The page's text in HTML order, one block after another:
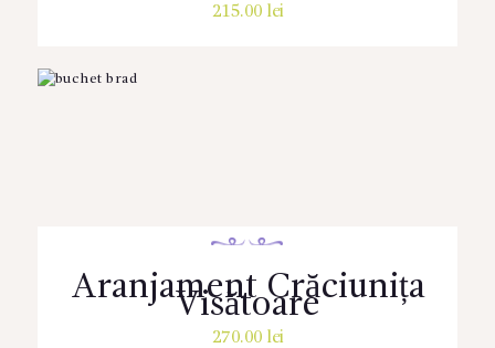
215.00 lei
Aranjament Crăciunița
Visătoare
270.00 lei